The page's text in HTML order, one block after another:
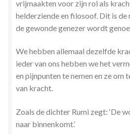
Verbinden en Transformeren met
Tweelingvlam
Wie ben ik
Winkel
Winkelwagen
vrijmaakten voor zijn rol als
helderziende en filosoof. Dit is de
de gewonde genezer wordt
We hebben allemaal dezelfde
ieder van ons hebben we het
en pijnpunten te nemen en ze om
van kracht.
Zoals de dichter Rumi zegt: ‘De
naar binnenkomt.’